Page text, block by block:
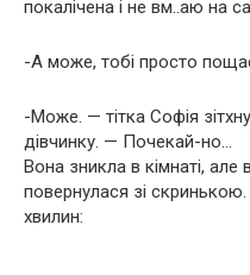
покалічена і не вм..аю на
-А може, тобі просто
-Може. — тітка Софія
дівчинку. — Почекай-но…
Вона зникла в кімнаті, але
повернулася зі
хвилин: